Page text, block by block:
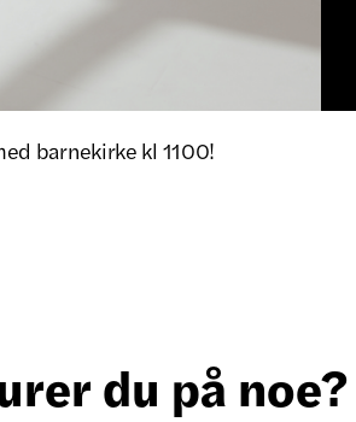
barnekirke kl 1100!
du på noe?